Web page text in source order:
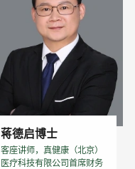
蒋德启博士
客座讲师，真健康（北京）
医疗科技有限公司首席财务